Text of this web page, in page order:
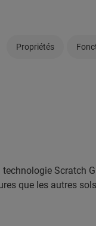
Propriétés
Scratch
que les autres